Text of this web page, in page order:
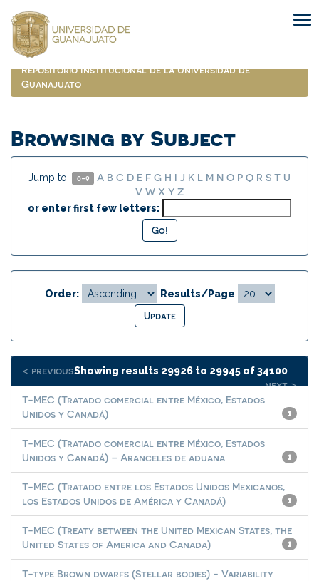
navigation
Repositorio Institucional de la Universidad de
Guanajuato
Browsing by Subject
Jump to: 0-9 A B C D E F G H I J K L M N O P Q R S T U
V W X Y Z
or enter first few letters:
Order: Results/Page
Showing results 29926 to 29945 of 34100
< previous
next >
T-MEC (Tratado comercial entre México, Estados
Unidos y Canadá)
1
T-MEC (Tratado comercial entre México, Estados
Unidos y Canadá) – Aranceles de aduana
1
T-MEC (Tratado entre los Estados Unidos Mexicanos,
los Estados Unidos de América y Canadá)
1
T-MEC (Treaty between the United Mexican States, the
United States of America and Canada)
1
T-type Brown dwarfs (Stellar bodies) - Variability